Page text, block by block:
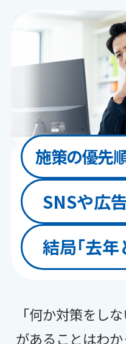
施策の優先
SNSや広
結局｢去年
「何か対策をし
があることはわか